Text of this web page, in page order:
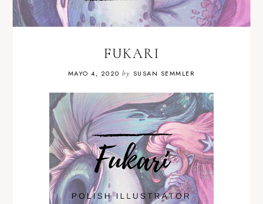
FUKARI
MAYO 4, 2020 by SUSAN SEMMLER